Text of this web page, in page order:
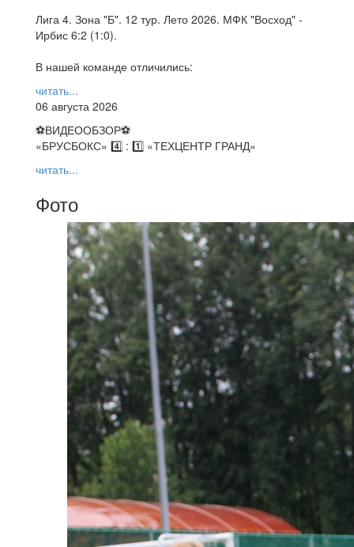
Лига 4. Зона "Б". 12 тур. Лето 2026. МФК "Восход" -
Ирбис 6:2 (1:0).
В нашей команде отличились:
читать...
06 августа 2026
⚽️ВИДЕООБЗОР⚽️
«БРУСБОКС» 4️⃣ : 1️⃣ «ТЕХЦЕНТР ГРАНД»
читать...
Фото